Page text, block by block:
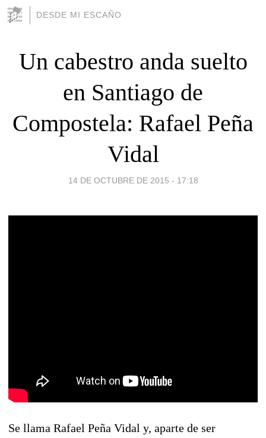
DESDE MI ESCAÑO
Un cabestro anda suelto
en Santiago de
Compostela: Rafael Peña
Vidal
14 DE OCTUBRE DE 2015 - 17:18
Se llama Rafael Peña Vidal y, aparte de ser